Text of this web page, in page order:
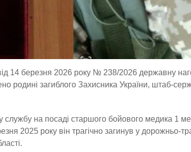
14 березня 2026 року № 238/2026 державну
родині загиблого Захисника України, штаб-
службу на посаді старшого бойового медика 1
2025 року він трагічно загинув у дорожньо-